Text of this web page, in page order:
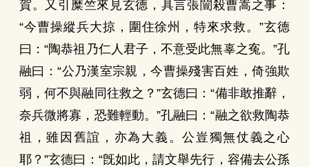
賀。又引糜竺來見玄德，具言張闓殺曹嵩之事：
“今曹操縱兵大掠，圍住徐州，特來求救。”玄德
曰：“陶恭祖乃仁人君子，不意受此無辜之寃。”孔
融曰：“公乃漢室宗親，今曹操殘害百姓，倚強欺
弱，何不與融同往救之？”玄德曰：“備非敢推辭，
奈兵微將寡，恐難輕動。”孔融曰：“融之欲救陶恭
祖，雖因舊誼，亦為大義。公豈獨無仗義之心
耶？”玄德曰：“旣如此，請文舉先行，容備去公孫